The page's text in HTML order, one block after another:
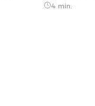
4 min.